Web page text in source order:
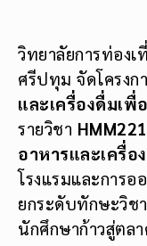
วิทยาลัยการท่องเ
ศรีปทุม จัดโครงก
และเครื่องดื่มเ
รายวิชา
อาหารและเครื่อ
โรงแรมและการ
ยกระดับทักษะวิช
นักศึกษาก้าวสู่ตล